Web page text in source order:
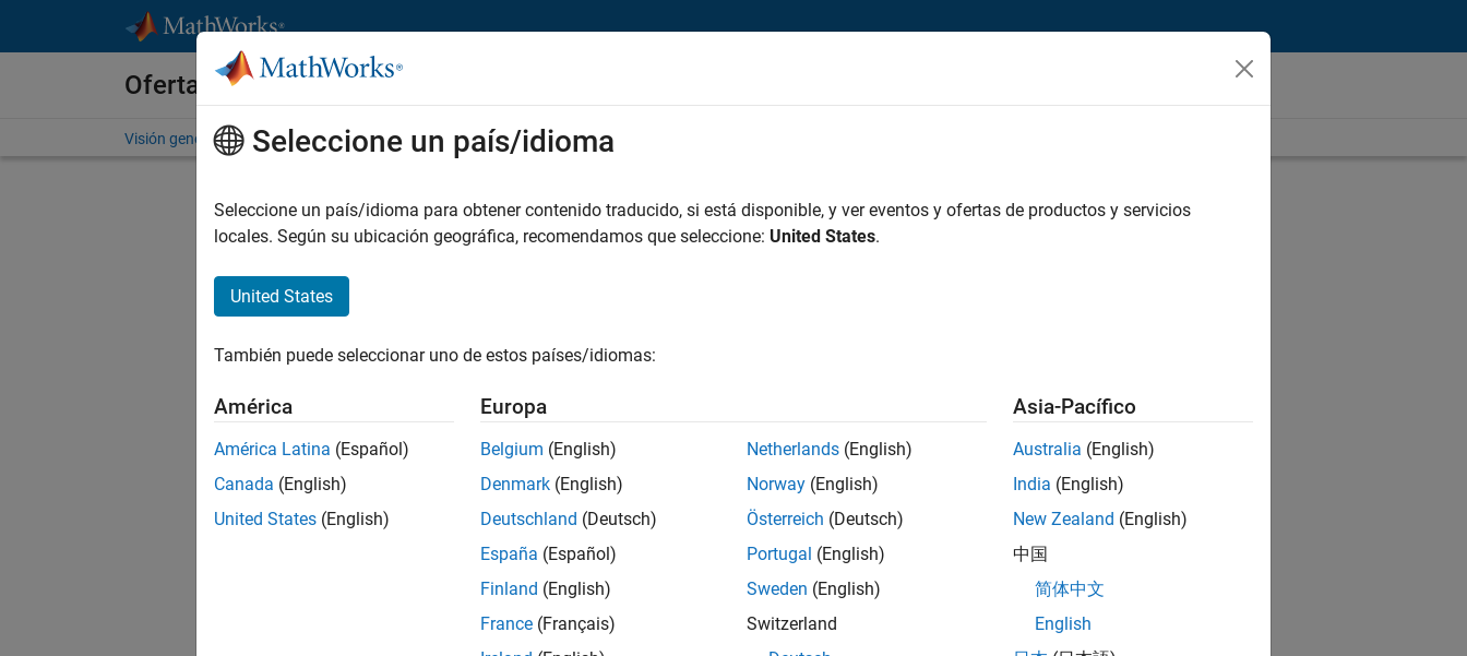
Ofertas de empleo en MathWorks
Visión general Búsqueda de empleo Oficinas locales Estudiantes y nuevas carreras
Enviar solicitud
Dirección de correo electrónico
Contraseña
Crear cuenta
Seleccione un país/idioma
Seleccione un país/idioma para obtener contenido traducido, si está disponible, y ver eventos y ofertas de productos y servicios
locales. Según su ubicación geográfica, recomendamos que seleccione: United States.
United States
También puede seleccionar uno de estos países/idiomas:
América
América Latina (Español)
Canada (English)
United States (English)
Europa
Belgium (English)
Denmark (English)
Deutschland (Deutsch)
España (Español)
Finland (English)
France (Français)
Netherlands (English)
Norway (English)
Österreich (Deutsch)
Portugal (English)
Sweden (English)
Switzerland
Asia-Pacífico
Australia (English)
India (English)
New Zealand (English)
中国
简体中文
English